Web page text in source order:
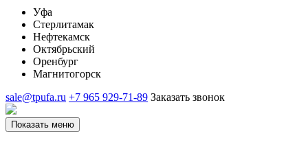
Уфа
Стерлитамак
Нефтекамск
Октябрьский
Оренбург
Магнитогорск
sale@tpufa.ru +7 965 929-71-89 Заказать звонок
Показать меню